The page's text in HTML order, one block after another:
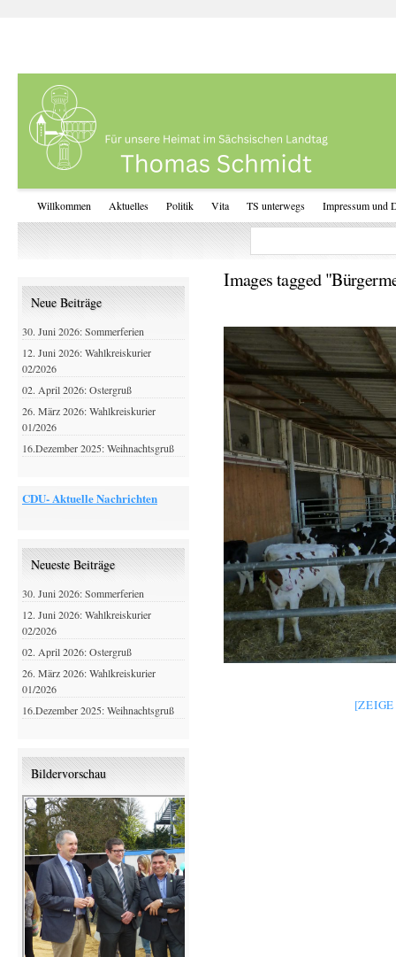
Willkommen Aktuelles Politik Vita TS unterwegs Impressum und
Images tagged
Neue Beiträge
30. Juni 2026: Sommerferien
12. Juni 2026: Wahlkreiskurier
02/2026
02. April 2026: Ostergruß
26. März 2026: Wahlkreiskurier
01/2026
16.Dezember 2025: Weihnachtsgruß
CDU- Aktuelle Nachrichten
Neueste Beiträge
30. Juni 2026: Sommerferien
12. Juni 2026: Wahlkreiskurier
02/2026
02. April 2026: Ostergruß
26. März 2026: Wahlkreiskurier
01/2026
16.Dezember 2025: Weihnachtsgruß
Bildervorschau